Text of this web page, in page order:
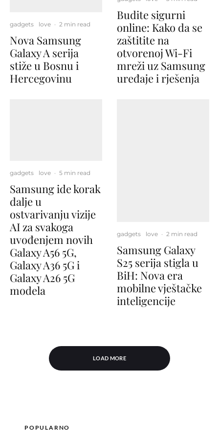
gadgets love · 2 min read
Nova Samsung
Galaxy A serija
stiže u Bosnu i
Hercegovinu
gadgets love · 5 min read
Samsung ide korak
dalje u
ostvarivanju vizije
AI za svakoga
uvođenjem novih
Galaxy A56 5G,
Galaxy A36 5G i
Galaxy A26 5G
modela
Budite sigurni
online: Kako da se
zaštitite na
otvorenoj Wi-Fi
mreži uz Samsung
uređaje i rješenja
gadgets love · 2 min read
Samsung Galaxy
S25 serija stigla u
BiH: Nova era
mobilne vještačke
inteligencije
LOAD MORE
POPULARNO